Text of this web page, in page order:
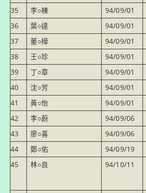
35
李○棟 94/09/01
36
葉○達 94/09/01
37
董○樺 94/09/01
38
王○珍 94/09/01
39
丁○章 94/09/01
40
沈○芳 94/09/01
41
黃○怡 94/09/01
42
李○蔚 94/09/06
43
廖○喜 94/09/06
44
鄭○佑 94/09/19
45
林○良 94/10/11